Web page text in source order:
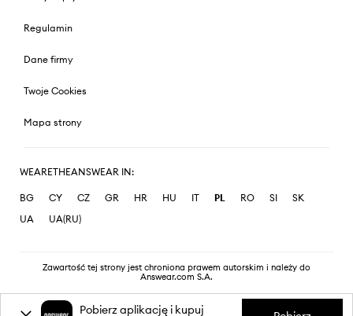
Regulamin
Dane firmy
Twoje Cookies
Mapa strony
WEARETHEANSWEAR IN:
BG CY CZ GR HR HU IT PL RO SI
SK
UA
UA(RU)
Zawartość tej strony jest chroniona prawem autorskim i należy do
Answear.com S.A.
Pobierz aplikację i kupuj